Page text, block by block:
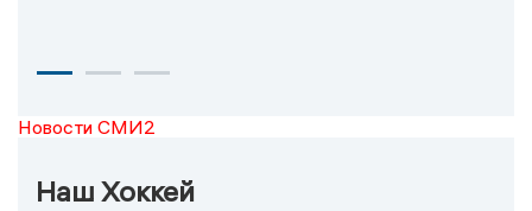
Новости СМИ2
Наш Хоккей